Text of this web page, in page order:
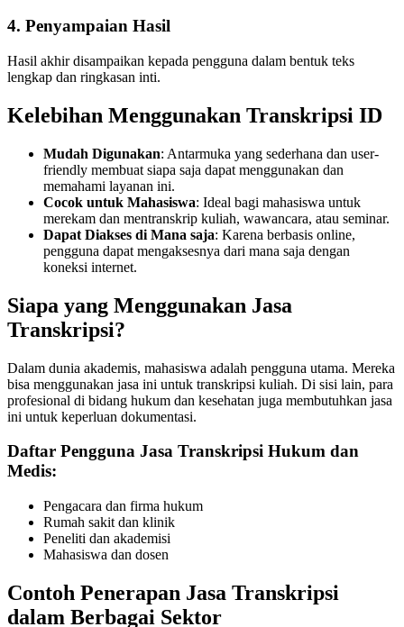
4. Penyampaian Hasil
Hasil akhir disampaikan kepada pengguna dalam bentuk teks
lengkap dan ringkasan inti.
Kelebihan Menggunakan Transkripsi ID
Mudah Digunakan: Antarmuka yang sederhana dan user-
friendly membuat siapa saja dapat menggunakan dan
memahami layanan ini.
Cocok untuk Mahasiswa: Ideal bagi mahasiswa untuk
merekam dan mentranskrip kuliah, wawancara, atau seminar.
Dapat Diakses di Mana saja: Karena berbasis online,
pengguna dapat mengaksesnya dari mana saja dengan
koneksi internet.
Siapa yang Menggunakan Jasa
Transkripsi?
Dalam dunia akademis, mahasiswa adalah pengguna utama. Mereka
bisa menggunakan jasa ini untuk transkripsi kuliah. Di sisi lain, para
profesional di bidang hukum dan kesehatan juga membutuhkan jasa
ini untuk keperluan dokumentasi.
Daftar Pengguna Jasa Transkripsi Hukum dan
Medis:
Pengacara dan firma hukum
Rumah sakit dan klinik
Peneliti dan akademisi
Mahasiswa dan dosen
Contoh Penerapan Jasa Transkripsi
dalam Berbagai Sektor